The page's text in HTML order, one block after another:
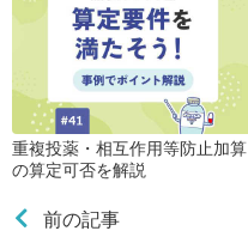
重複投薬・相互作用等防止加算
の算定可否を解説
前の記事